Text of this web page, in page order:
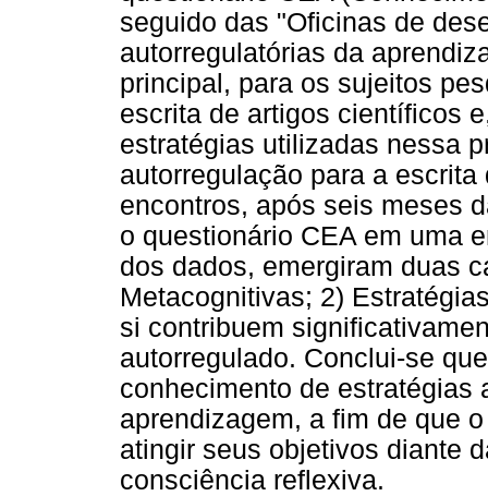
seguido das "Oficinas de
autorregulatórias da
principal, para os sujeitos
escrita de artigos científicos
estratégias utilizadas nessa
autorregulação para a
encontros, após seis meses
o questionário CEA em uma
dos dados, emergiram duas
Metacognitivas; 2)
si contribuem
autorregulado. Conclui-se
conhecimento de estratégias
aprendizagem, a fim de que
atingir seus objetivos diante
consciência reflexiva.